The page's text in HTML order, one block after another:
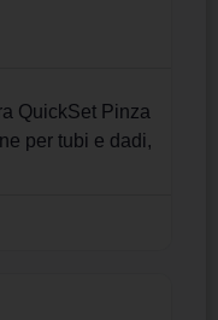
QuickSet Pinza
per tubi e dadi,